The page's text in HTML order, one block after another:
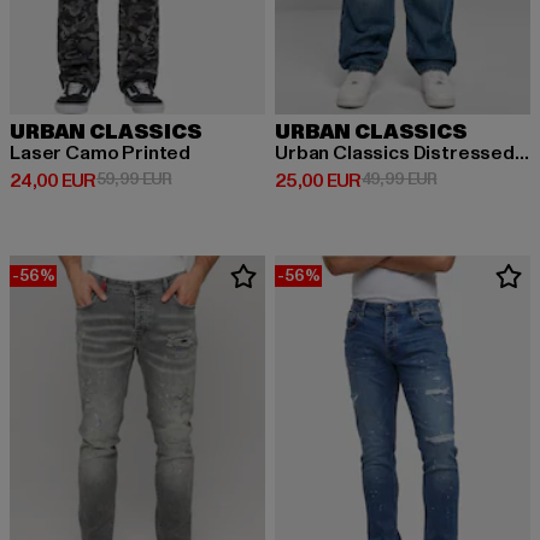
URBAN CLASSICS
Laser Camo Printed
24,00 EUR
Derzeitiger Preis: 24,00 EUR
59,99 EURAktionspreis: 59,99 EUR
URBAN CLASSICS
Urban Classics Distressed 90‘s Loose Fit Jeans
25,00 EUR
Derzeitiger Preis: 25,00 EUR
49,99 EURAktionspreis:
-56% -56%